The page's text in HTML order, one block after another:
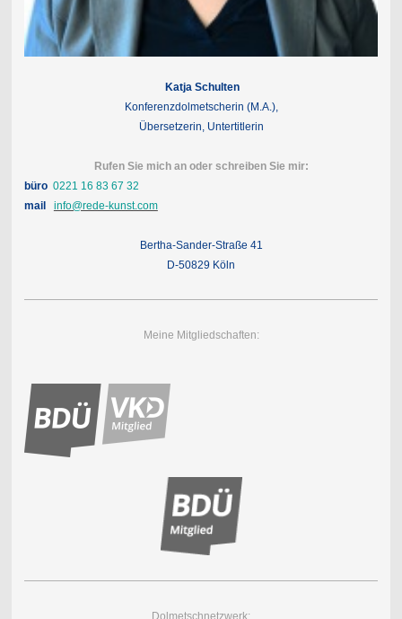
Katja Schulten
Konferenzdolmetscherin (M.A.),
Übersetzerin, Untertitlerin
Rufen Sie mich an oder schreiben Sie mir:
büro 0221 16 83 67 32
mail
info@rede-kunst.com
Bertha-Sander-Straße 41
D-50829 Köln
Meine Mitgliedschaften: